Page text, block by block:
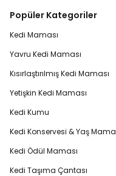
Popüler Kategoriler
Kedi Maması
Yavru Kedi Maması
Kısırlaştırılmış Kedi Maması
Yetişkin Kedi Maması
Kedi Kumu
Kedi Konservesi & Yaş Mama
Kedi Ödül Maması
Kedi Taşıma Çantası